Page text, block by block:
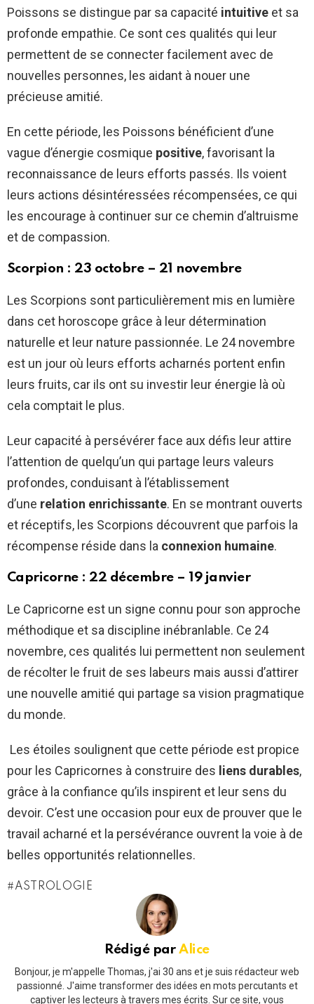
Poissons se distingue par sa capacité intuitive et sa
profonde empathie. Ce sont ces qualités qui leur
permettent de se connecter facilement avec de
nouvelles personnes, les aidant à nouer une
précieuse amitié.
En cette période, les Poissons bénéficient d’une
vague d’énergie cosmique positive, favorisant la
reconnaissance de leurs efforts passés. Ils voient
leurs actions désintéressées récompensées, ce qui
les encourage à continuer sur ce chemin d’altruisme
et de compassion.
Scorpion : 23 octobre – 21 novembre
Les Scorpions sont particulièrement mis en lumière
dans cet horoscope grâce à leur détermination
naturelle et leur nature passionnée. Le 24 novembre
est un jour où leurs efforts acharnés portent enfin
leurs fruits, car ils ont su investir leur énergie là où
cela comptait le plus.
Leur capacité à persévérer face aux défis leur attire
l’attention de quelqu’un qui partage leurs valeurs
profondes, conduisant à l’établissement
d’une relation enrichissante. En se montrant ouverts
et réceptifs, les Scorpions découvrent que parfois la
récompense réside dans la connexion humaine.
Capricorne : 22 décembre – 19 janvier
Le Capricorne est un signe connu pour son approche
méthodique et sa discipline inébranlable. Ce 24
novembre, ces qualités lui permettent non seulement
de récolter le fruit de ses labeurs mais aussi d’attirer
une nouvelle amitié qui partage sa vision pragmatique
du monde.
Les étoiles soulignent que cette période est propice
pour les Capricornes à construire des liens durables,
grâce à la confiance qu’ils inspirent et leur sens du
devoir. C’est une occasion pour eux de prouver que le
travail acharné et la persévérance ouvrent la voie à de
belles opportunités relationnelles.
ASTROLOGIE
Rédigé parAlice
Bonjour, je m'appelle Thomas, j'ai 30 ans et je suis rédacteur web
passionné. J'aime transformer des idées en mots percutants et
captiver les lecteurs à travers mes écrits. Sur ce site, vous